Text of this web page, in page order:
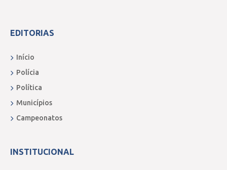
EDITORIAS
Início
Polícia
Política
Municípios
Campeonatos
INSTITUCIONAL